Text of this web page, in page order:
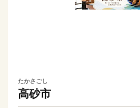
たかさごし
高砂市